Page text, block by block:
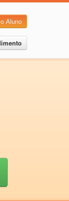
Aluno